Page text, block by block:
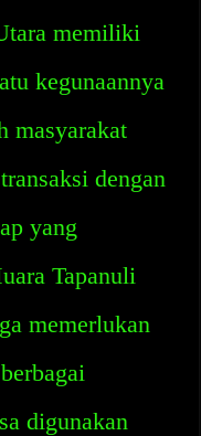
memiliki
kegunaannya
masyarakat
dengan
yang
Tapanuli
memerlukan
digunakan